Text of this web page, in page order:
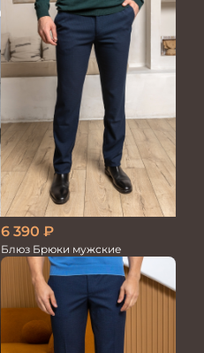
6 390 ₽
Блюз Брюки мужские